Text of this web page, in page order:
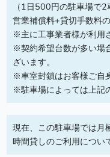
（1日500円の駐車場で
営業補償料+貸切手数料
※主に工事業者様が利用
※契約希望台数が多い場
ざいます。
※車室封鎖はお客様ご自
※駐車場によっては上記
現在、この駐車場では月
時間貸しのご利用につい